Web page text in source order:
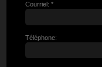
Courriel: *
Téléphone: